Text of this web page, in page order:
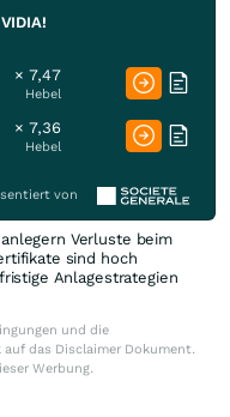
× 7,47
Hebel
× 7,36
Hebel
von
Verluste beim
sind hoch
Anlagestrategien
und die
das Disclaimer Dokument.
Werbung.